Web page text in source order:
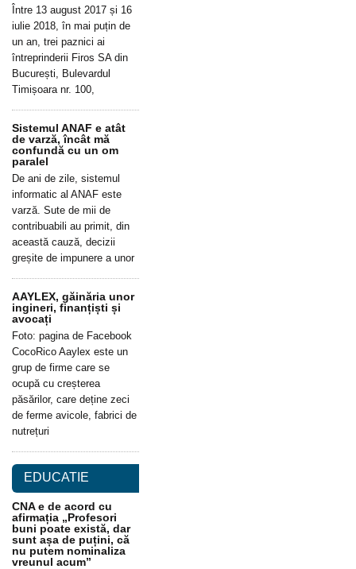
Între 13 august 2017 și 16
iulie 2018, în mai puțin de
un an, trei paznici ai
întreprinderii Firos SA din
București, Bulevardul
Timișoara nr. 100,
Sistemul ANAF e atât
de varză, încât mă
confundă cu un om
paralel
De ani de zile, sistemul
informatic al ANAF este
varză. Sute de mii de
contribuabili au primit, din
această cauză, decizii
greșite de impunere a unor
AAYLEX, găinăria unor
ingineri, finanțiști și
avocați
Foto: pagina de Facebook
CocoRico Aaylex este un
grup de firme care se
ocupă cu creșterea
păsărilor, care deține zeci
de ferme avicole, fabrici de
nutrețuri
EDUCATIE
CNA e de acord cu
afirmația „Profesori
buni poate există, dar
sunt așa de puțini, că
nu putem nominaliza
vreunul acum”